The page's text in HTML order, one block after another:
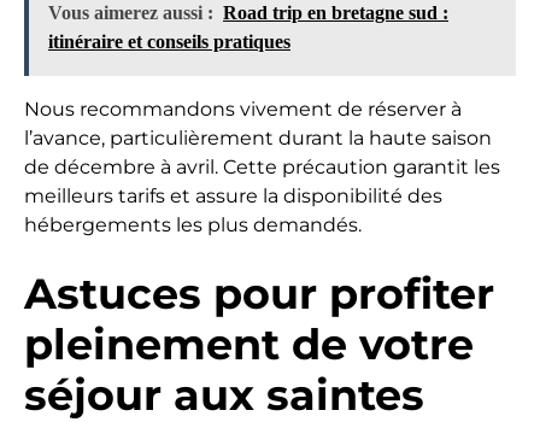
Vous aimerez aussi : Road trip en bretagne sud :
itinéraire et conseils pratiques
Nous recommandons vivement de réserver à
l’avance, particulièrement durant la haute saison
de décembre à avril. Cette précaution garantit les
meilleurs tarifs et assure la disponibilité des
hébergements les plus demandés.
Astuces pour profiter
pleinement de votre
séjour aux saintes